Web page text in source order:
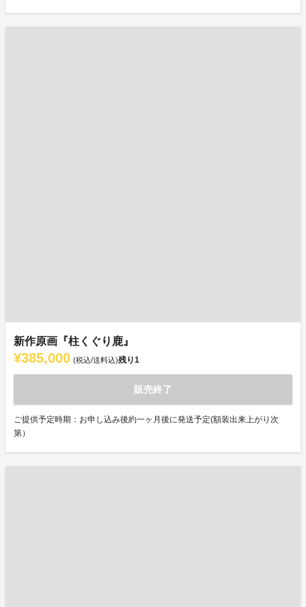
新作原画『柱くぐり鹿』
¥385,000 (税込/送料込)残り1
販売終了
ご提供予定時期：お申し込み後約一ヶ月後に発送予定(額装出来上がり次
第）